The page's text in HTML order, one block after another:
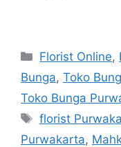
Florist Online,
Bunga, Toko
Toko Bunga
florist
Purwakarta,